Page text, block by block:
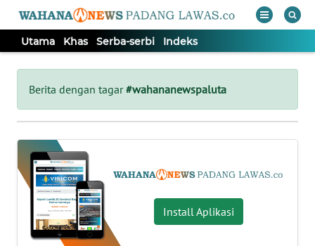
Utama Khas Serba-serbi Indeks
Berita dengan tagar#wahananewspaluta
Install Aplikasi
Tutup
UTAMA
KHAS
SERBA-
SERBI